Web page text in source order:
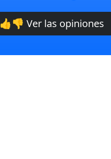
👍👎 Ver las opiniones